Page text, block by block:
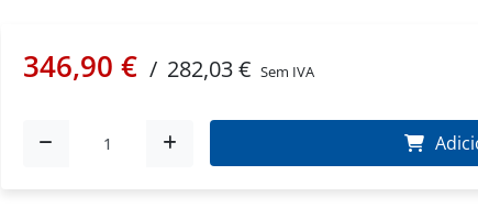
346,90 € / 282,03 € Sem IVA